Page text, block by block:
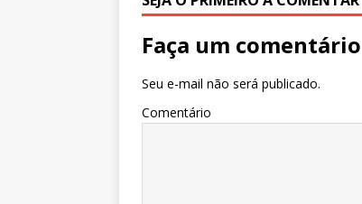
Faça um comentário
Seu e-mail não será publicado.
Comentário